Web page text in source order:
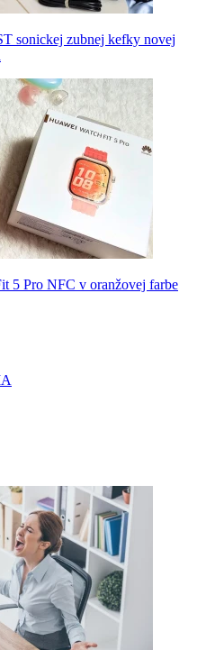
sonickej zubnej kefky novej
5 Pro NFC v oranžovej farbe